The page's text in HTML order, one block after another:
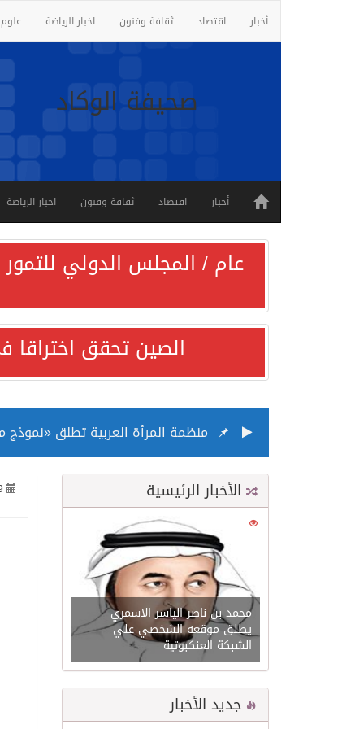
أخبار اقتصاد ثقافة وفنون اخبار الرياضة
صحيفة الوكاد
أخبار اقتصاد ثقافة وفنون اخبار الرياضة
عام / المجلس الدولي للتمور
الصين تحقق اختراقا
منظمة المرأة العربية تطلق «نموذج محاكاة
الناس في العديد من الدول ينظرون
إدراج قرية سيدي بوسعيد التونسية
الأونكتاد»: السعودية تصعد للمرتبة الـ13 عالمياً في جذب الاستثمار الأجنبي في 2025 التدفقات قفزت 57.1 % إلى 33 مليار دولار مدفوعةً باستراتيجيات التنويع الاقتصادي
/ ست بلاطات رخامية تاريخية بمعرض
تسليم 248 حافلة سياحية صينية فاخرة مخصصة للسوق السعودية
ثلة من الضابطات في الجييش الكويتي
الأخبار الرئيسية
21530
محمد بن ناصر الياسر الاسمري
يطلق موقعه الشخصي علي
الشبكة العنكبوتية
جديد الأخبار